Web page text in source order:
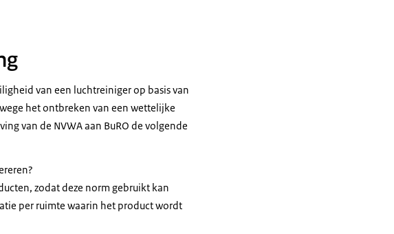
van een luchtreiniger op basis van
het ontbreken van een wettelijke
van de NVWA aan BuRO de volgende
zodat deze norm gebruikt kan
per ruimte waarin het product wordt